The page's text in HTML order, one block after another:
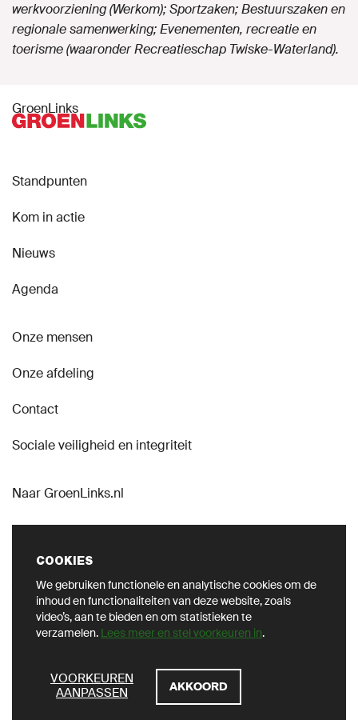
COOKIES
We gebruiken functionele en analytische cookies om de
inhoud en functionaliteiten van deze website, zoals
video’s, aan te bieden en om statistieken te
verzamelen. Lees meer en stel voorkeuren in.
VOORKEUREN
AANPASSEN
AKKOORD
werkvoorziening (Werkom); Sportzaken; Bestuurszaken en
regionale samenwerking; Evenementen, recreatie en
toerisme (waaronder Recreatieschap Twiske-Waterland).
GroenLinks
Standpunten
Kom in actie
Nieuws
Agenda
Onze mensen
Onze afdeling
Contact
Sociale veiligheid en integriteit
Naar GroenLinks.nl
VOLG ONS OP SOCIAL
ZOEKEN